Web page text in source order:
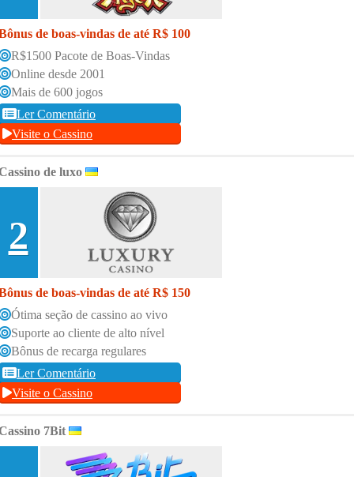
de boas-vindas de até R$ 100
R$1500 Pacote de Boas-Vindas
Online desde 2001
Mais de 600 jogos
Ler Comentário
Visite o Cassino
de luxo
2
de boas-vindas de até R$ 150
Ótima seção de cassino ao vivo
Suporte ao cliente de alto nível
Bônus de recarga regulares
Ler Comentário
Visite o Cassino
7Bit